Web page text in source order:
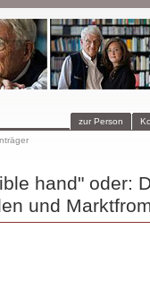
zur Person
hand" oder:
und